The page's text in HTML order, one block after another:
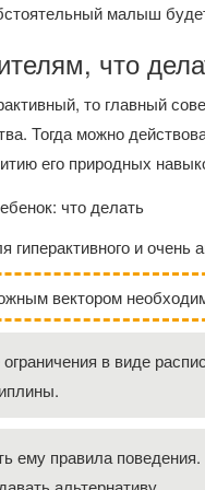
малыш
что
то главный
Тогда можно
его природных
и очень
вектором
в виде
ему правила